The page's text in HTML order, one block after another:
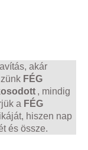
akár
FÉG
, mindig
a FÉG
hiszen nap
és össze.